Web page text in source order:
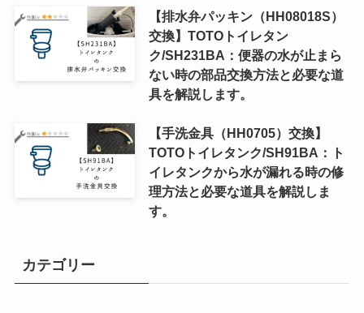
【排水弁パッキン（HH08018S）
交換】TOTOトイレタン
ク/SH231BA：便器の水が止まら
ない時の部品交換方法と必要な道
具を解説します。
【手洗金具（HH0705）交換】
TOTOトイレタンク/SH91BA：ト
イレタンクから水が漏れる時の修
理方法と必要な道具を解説しま
す。
カテゴリー